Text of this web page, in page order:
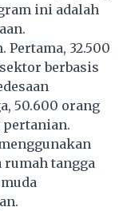
ini adalah
32.500
berbasis
50.600 orang
pertanian.
rumah tangga